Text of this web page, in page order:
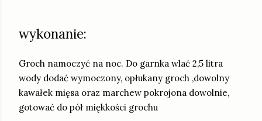
wykonanie:
Groch namoczyć na noc. Do garnka wlać 2,5 litra
wody dodać wymoczony, opłukany groch ,dowolny
kawałek mięsa oraz marchew pokrojona dowolnie,
gotować do pół miękkości grochu